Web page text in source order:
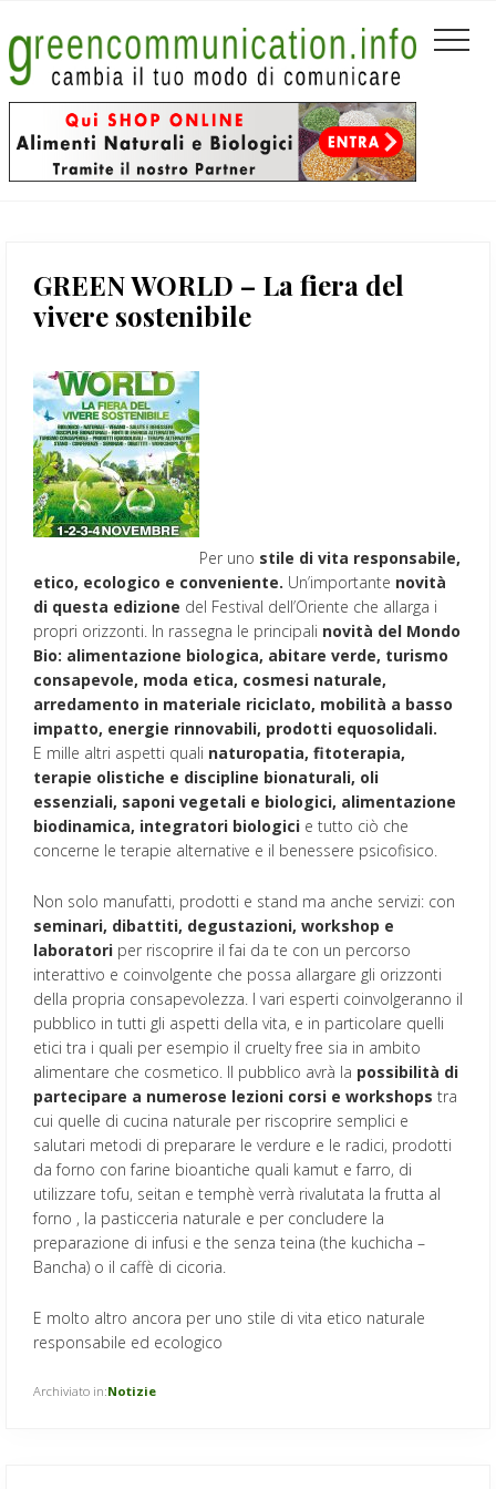
al
contenuto
principale
alla
barra
laterale
primaria
al
piè
di
pagina
Header
Left
GREEN WORLD – La fiera del
vivere sostenibile
Per uno stile di vita responsabile,
etico, ecologico e conveniente. Un’importante novità
di questa edizione del Festival dell’Oriente che allarga i
propri orizzonti. In rassegna le principali novità del Mondo
Bio: alimentazione biologica, abitare verde, turismo
consapevole, moda etica, cosmesi naturale,
arredamento in materiale riciclato, mobilità a basso
impatto, energie rinnovabili, prodotti equosolidali.
E mille altri aspetti quali naturopatia, fitoterapia,
terapie olistiche e discipline bionaturali, oli
essenziali, saponi vegetali e biologici, alimentazione
biodinamica, integratori biologici e tutto ciò che
concerne le terapie alternative e il benessere psicofisico.
Non solo manufatti, prodotti e stand ma anche servizi: con
seminari, dibattiti, degustazioni, workshop e
laboratori per riscoprire il fai da te con un percorso
interattivo e coinvolgente che possa allargare gli orizzonti
della propria consapevolezza. I vari esperti coinvolgeranno il
pubblico in tutti gli aspetti della vita, e in particolare quelli
etici tra i quali per esempio il cruelty free sia in ambito
alimentare che cosmetico. Il pubblico avrà la possibilità di
partecipare a numerose lezioni corsi e workshops tra
cui quelle di cucina naturale per riscoprire semplici e
salutari metodi di preparare le verdure e le radici, prodotti
da forno con farine bioantiche quali kamut e farro, di
utilizzare tofu, seitan e temphè verrà rivalutata la frutta al
forno , la pasticceria naturale e per concludere la
preparazione di infusi e the senza teina (the kuchicha –
Bancha) o il caffè di cicoria.
E molto altro ancora per uno stile di vita etico naturale
responsabile ed ecologico
Archiviato in:Notizie